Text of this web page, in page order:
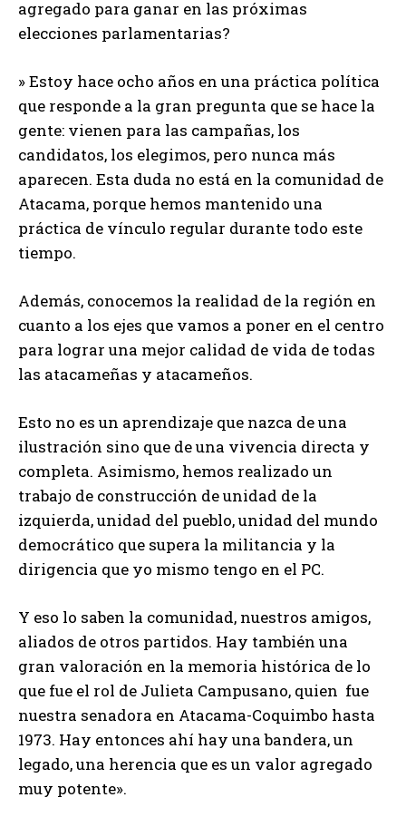
r
d
u
d
i
o
agregado para ganar en las próximas
elecciones parlamentarias?
» Estoy hace ocho años en una práctica política
que responde a la gran pregunta que se hace la
gente: vienen para las campañas, los
candidatos, los elegimos, pero nunca más
aparecen. Esta duda no está en la comunidad de
Atacama, porque hemos mantenido una
práctica de vínculo regular durante todo este
tiempo.
Además, conocemos la realidad de la región en
cuanto a los ejes que vamos a poner en el centro
para lograr una mejor calidad de vida de todas
las atacameñas y atacameños.
Esto no es un aprendizaje que nazca de una
ilustración sino que de una vivencia directa y
completa. Asimismo, hemos realizado un
trabajo de construcción de unidad de la
izquierda, unidad del pueblo, unidad del mundo
democrático que supera la militancia y la
dirigencia que yo mismo tengo en el PC.
Y eso lo saben la comunidad, nuestros amigos,
aliados de otros partidos. Hay también una
gran valoración en la memoria histórica de lo
que fue el rol de Julieta Campusano, quien fue
nuestra senadora en Atacama-Coquimbo hasta
1973. Hay entonces ahí hay una bandera, un
legado, una herencia que es un valor agregado
muy potente».